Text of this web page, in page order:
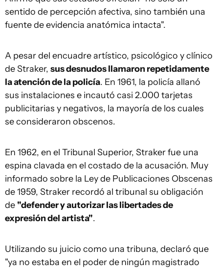
sentido de percepción afectiva, sino también una
fuente de evidencia anatómica intacta".
A pesar del encuadre artístico, psicológico y clínico
de Straker, sus desnudos llamaron repetidamente
la atención de la policía. En 1961, la policía allanó
sus instalaciones e incautó casi 2.000 tarjetas
publicitarias y negativos, la mayoría de los cuales
se consideraron obscenos.
En 1962, en el Tribunal Superior, Straker fue una
espina clavada en el costado de la acusación. Muy
informado sobre la Ley de Publicaciones Obscenas
de 1959, Straker recordó al tribunal su obligación
de "defender y autorizar las libertades de
expresión del artista".
Utilizando su juicio como una tribuna, declaró que
"ya no estaba en el poder de ningún magistrado